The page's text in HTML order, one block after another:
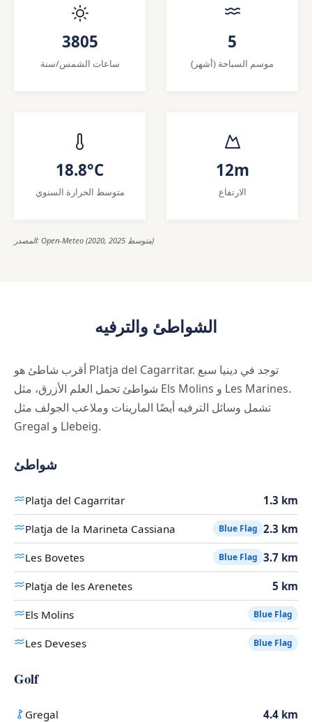
3805
ساعات الشمس/سنة
5
موسم السباحة (أشهر)
18.8°C
متوسط الحرارة السنوي
12m
الارتفاع
المصدر: Open-Meteo (2020, 2025 متوسط)
الشواطئ والترفيه
أقرب شاطئ هو Platja del Cagarritar. توجد في دينيا سبع
شواطئ تحمل العلم الأزرق، مثل Els Molins و Les Marines.
تشمل وسائل الترفيه أيضًا المارينات وملاعب الجولف مثل
Gregal و Llebeig.
شواطئ
Platja del Cagarritar 1.3 km
Platja de la Marineta Cassiana Blue Flag 2.3 km
Les Bovetes Blue Flag 3.7 km
Platja de les Arenetes 5 km
Els Molins Blue Flag
Les Deveses Blue Flag
Golf
Gregal 4.4 km